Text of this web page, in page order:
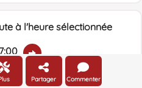
à l'heure sélectionnée
Partager Commenter